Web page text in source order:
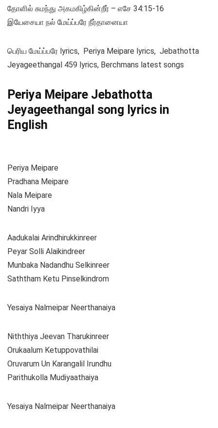
தோளில் சுமந்து அகமகிழ்கின்றீர் – எசே 34:15-16
இயேசையா நல் மேய்ப்பரே நீர்தானையா
பெரிய மேய்ப்பரே lyrics, Periya Meipare lyrics, Jebathotta
Jeyageethangal 459 lyrics, Berchmans latest songs
Periya Meipare Jebathotta
Jeyageethangal song lyrics in
English
Periya Meipare
Pradhana Meipare
Nala Meipare
Nandri Iyya
Aadukalai Arindhirukkinreer
Peyar Solli Alaikindreer
Munbaka Nadandhu Selkinreer
Saththam Ketu Pinselkindrom
Yesaiya Nalmeipar Neerthanaiya
Niththiya Jeevan Tharukinreer
Orukaalum Ketuppovathilai
Oruvarum Un Karangalil Irundhu
Parithukolla Mudiyaathaiya
Yesaiya Nalmeipar Neerthanaiya